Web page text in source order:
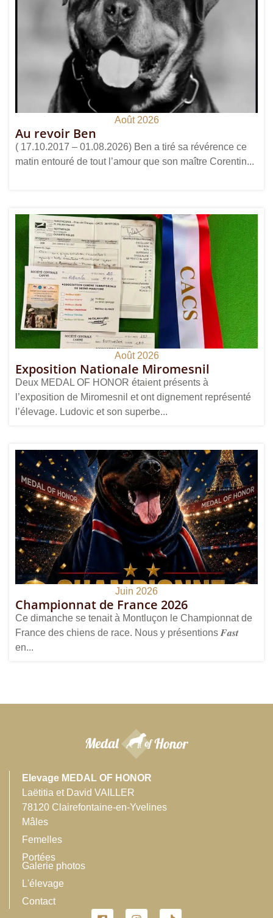
Août 2026
Au revoir Ben
( 17.10.2017 – 01.08.2026) Ben a tiré sa révérence ce
matin entouré de tout l’amour que son maître Corentin...
Août 2026
Exposition Nationale Miromesnil
Deux MEDAL OF HONOR étaient présents à
l’exposition de Miromesnil et ont dignement représenté
l’élevage. Ludovic et son superbe...
Juin 2026
Championnat de France 2026
Ce dimanche se tenait à Montluçon le Championnat de
France des chiens de race. Nous y présentions 𝑭𝒂𝒔𝒕
en...
Elevage MEDAL OF HONOR
Laëtitia et David VAILLER
78120 Clairefontaine-en-Yvelines
Mâles
Femelles
Portées
Galerie photos
L'élevage
Contact